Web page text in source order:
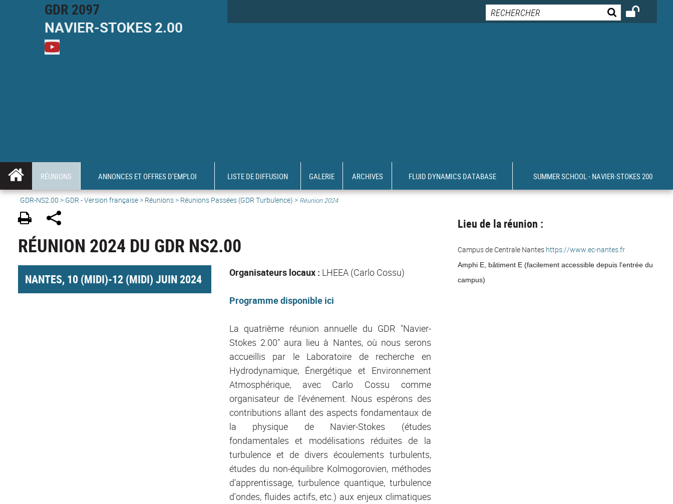
GDR 2097
NAVIER-STOKES2.00
RÉUNIONS ANNONCES ET OFFRES D'EMPLOI LISTE DE DIFFUSION GALERIE ARCHIVES FLUID DYNAMICS DATABASE SUMMER SCHOOL - NAVIER-STOKES 200
GDR-NS2.00 > GDR - Version française> Réunions> Réunions Passées (GDR Turbulence) > Réunion 2024
RÉUNION 2024 DU GDR NS2.00
NANTES, 10 (MIDI)-12 (MIDI) JUIN 2024 Organisateurs locaux : LHEEA (Carlo Cossu)
Programme disponible ici
La quatrième réunion annuelle du GDR "Navier-
Stokes 2.00" aura lieu à Nantes, où nous serons
accueillis par le Laboratoire de recherche en
Hydrodynamique, Énergétique et Environnement
Atmosphérique, avec Carlo Cossu comme
organisateur de l'événement. Nous espérons des
contributions allant des aspects fondamentaux de
la physique de Navier-Stokes (études
fondamentales et modélisations réduites de la
turbulence et de divers écoulements turbulents,
études du non-équilibre Kolmogorovien, méthodes
d'apprentissage, turbulence quantique, turbulence
d'ondes, fluides actifs, etc.) aux enjeux climatiques
Lieu de la réunion :
Campus de Centrale Nantes https://www.ec-nantes.fr
Amphi E, bâtiment E (facilement accessible depuis l'entrée du
campus)